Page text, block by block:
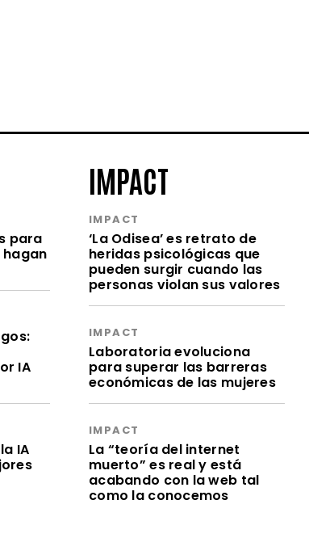
para
hagan
IA
IA
IMPACT
IMPACT
‘La Odisea’ es retrato de
heridas psicológicas que
pueden surgir cuando las
personas violan sus valores
IMPACT
Laboratoria evoluciona
para superar las barreras
económicas de las mujeres
IMPACT
La “teoría del internet
muerto” es real y está
acabando con la web tal
como la conocemos